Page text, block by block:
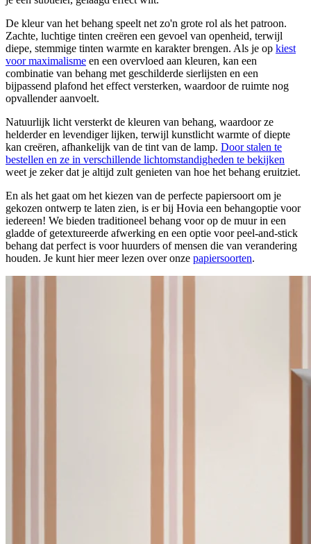
De kleur van het behang speelt net zo'n grote rol als het patroon.
Zachte, luchtige tinten creëren een gevoel van openheid, terwijl
diepe, stemmige tinten warmte en karakter brengen. Als je op kiest
voor maximalisme en een overvloed aan kleuren, kan een
combinatie van behang met geschilderde sierlijsten en een
bijpassend plafond het effect versterken, waardoor de ruimte nog
opvallender aanvoelt.
Natuurlijk licht versterkt de kleuren van behang, waardoor ze
helderder en levendiger lijken, terwijl kunstlicht warmte of diepte
kan creëren, afhankelijk van de tint van de lamp. Door stalen te
bestellen en ze in verschillende lichtomstandigheden te bekijken
weet je zeker dat je altijd zult genieten van hoe het behang eruitziet.
En als het gaat om het kiezen van de perfecte papiersoort om je
gekozen ontwerp te laten zien, is er bij Hovia een behangoptie voor
iedereen! We bieden traditioneel behang voor op de muur in een
gladde of getextureerde afwerking en een optie voor peel-and-stick
behang dat perfect is voor huurders of mensen die van verandering
houden. Je kunt hier meer lezen over onze papiersoorten.